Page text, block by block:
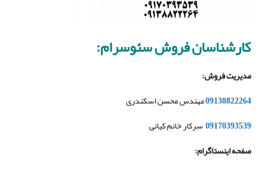
کارشناسان فروش سئوسرام:
مدیریت فروش:
09138822264مهندس محسن اسکندری
09170393539سرکار خانم کیانی
صفحه اینستاگرام: